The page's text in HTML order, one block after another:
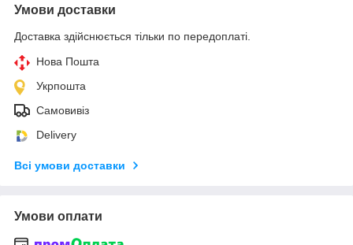
Умови доставки
Доставка здійснюється тільки по передоплаті.
Нова Пошта
Укрпошта
Самовивіз
Delivery
Всі умови доставки
Умови оплати